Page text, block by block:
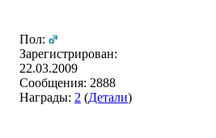
Пол:
Зарегистрирован:
22.03.2009
Сообщения: 2888
Награды: 2 (Детали)